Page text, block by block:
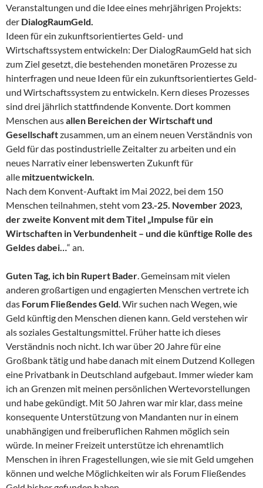
Veranstaltungen und die Idee eines mehrjährigen Projekts:
der DialogRaumGeld.
Ideen für ein zukunftsorientiertes Geld- und
Wirtschaftssystem entwickeln: Der DialogRaumGeld hat sich
zum Ziel gesetzt, die bestehenden monetären Prozesse zu
hinterfragen und neue Ideen für ein zukunftsorientiertes Geld-
und Wirtschaftssystem zu entwickeln. Kern dieses Prozesses
sind drei jährlich stattfindende Konvente. Dort kommen
Menschen ausallen Bereichen der Wirtschaft und
Gesellschaftzusammen, um an einem neuen Verständnis von
Geld für das postindustrielle Zeitalter zu arbeiten und ein
neues Narrativ einer lebenswerten Zukunft für
alle mitzuentwickeln.
Nach dem Konvent-Auftakt im Mai 2022, bei dem 150
Menschen teilnahmen, steht vom 23.-25. November 2023,
der zweite Konvent mit dem Titel „Impulse für ein
Wirtschaften in Verbundenheit – und die künftige Rolle des
Geldes dabei…“ an.
Guten Tag, ich bin Rupert Bader. Gemeinsam mit vielen
anderen großartigen und engagierten Menschen vertrete ich
das Forum Fließendes Geld. Wir suchen nach Wegen, wie
Geld künftig den Menschen dienen kann. Geld verstehen wir
als soziales Gestaltungsmittel. Früher hatte ich dieses
Verständnis noch nicht. Ich war über 20 Jahre für eine
Großbank tätig und habe danach mit einem Dutzend Kollegen
eine Privatbank in Deutschland aufgebaut. Immer wieder kam
ich an Grenzen mit meinen persönlichen Wertevorstellungen
und habe gekündigt. Mit 50 Jahren war mir klar, dass meine
konsequente Unterstützung von Mandanten nur in einem
unabhängigen und freiberuflichen Rahmen möglich sein
würde. In meiner Freizeit unterstütze ich ehrenamtlich
Menschen in ihren Fragestellungen, wie sie mit Geld umgehen
können und welche Möglichkeiten wir als Forum Fließendes